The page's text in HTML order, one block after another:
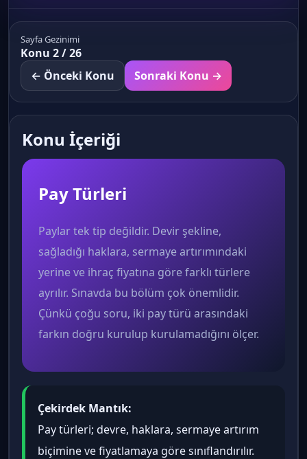
Sayfa Gezinimi
Konu 2 / 26
← Önceki Konu
Sonraki Konu →
Konu İçeriği
Pay Türleri
Paylar tek tip değildir. Devir şekline,
sağladığı haklara, sermaye artırımındaki
yerine ve ihraç fiyatına göre farklı türlere
ayrılır. Sınavda bu bölüm çok önemlidir.
Çünkü çoğu soru, iki pay türü arasındaki
farkın doğru kurulup kurulamadığını ölçer.
Çekirdek Mantık:
Pay türleri; devre, haklara, sermaye artırım
biçimine ve fiyatlamaya göre sınıflandırılır.